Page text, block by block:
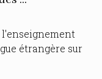
étrangère sur